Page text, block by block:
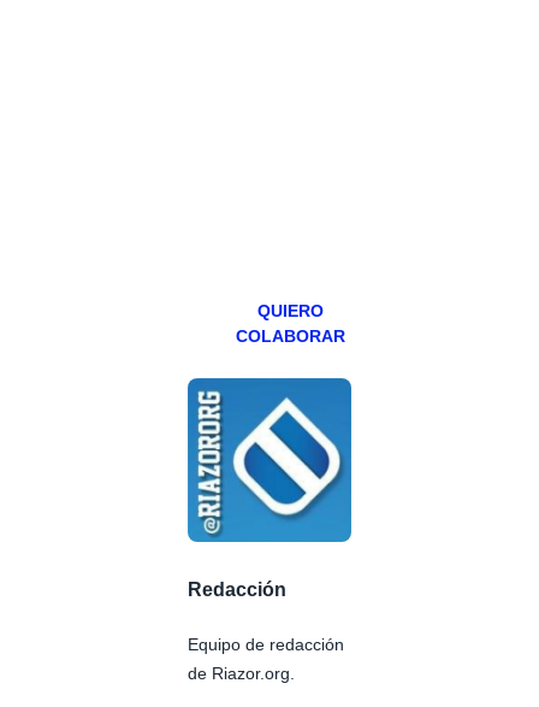
QUIERO
COLABORAR
Redacción
Equipo de redacción
de Riazor.org.